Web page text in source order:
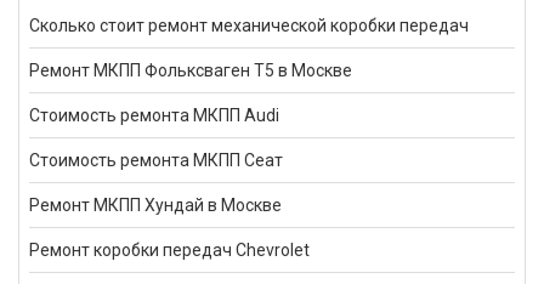
Сколько стоит ремонт механической коробки передач
Ремонт МКПП Фольксваген Т5 в Москве
Стоимость ремонта МКПП Audi
Стоимость ремонта МКПП Сеат
Ремонт МКПП Хундай в Москве
Ремонт коробки передач Chevrolet